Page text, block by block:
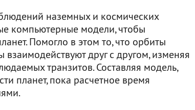
наземных и космических
компьютерные модели, чтобы
Помогло в этом то, что орбиты
друг с другом, изменяя
транзитов. Составляя модель,
планет, пока расчетное время